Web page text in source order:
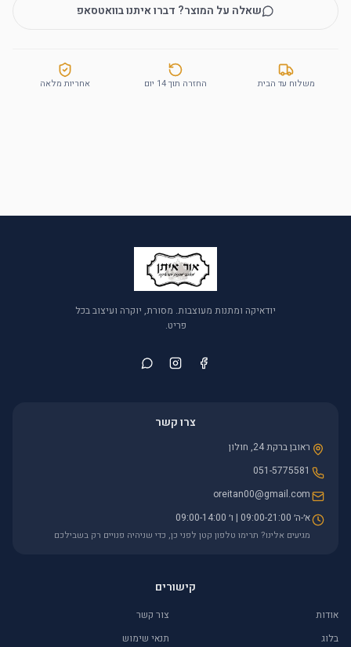
שאלה על המוצר? דברו איתנו בוואטסאפ
משלוח עד הבית החזרה תוך 14 יום אחריות מלאה
יודאיקה ומתנות מעוצבות. מסורת, יוקרה ועיצוב בכל
פריט.
צרו קשר
ראובן ברקת 24, חולון
051-5775581
oreitan00@gmail.com
א׳-ה׳ 09:00-21:00 | ו׳ 09:00-14:00
מגיעים אלינו? תרימו טלפון קטן לפני כן, כדי שניהיה פנויים רק בשבילכם
קישורים
אודות
צור קשר
בלוג
תנאי שימוש